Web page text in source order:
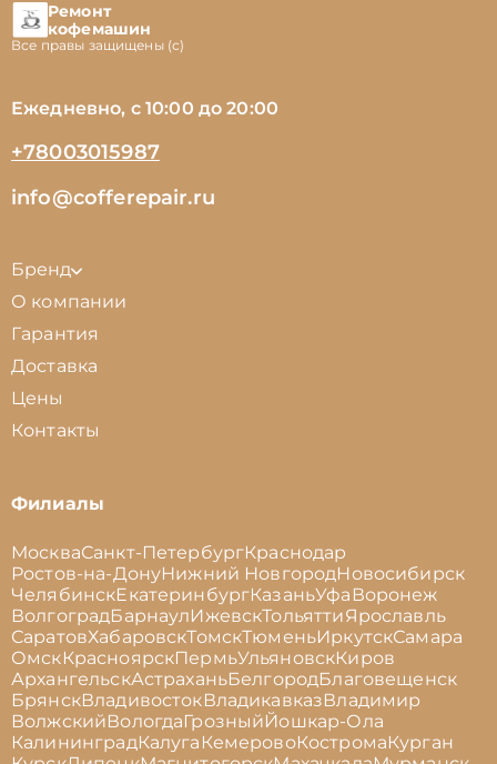
Ремонт
кофемашин
Все правы защищены (с)
Ежедневно, с 10:00 до 20:00
+78003015987
info@cofferepair.ru
Бренд
О компании
Гарантия
Доставка
Цены
Контакты
Филиалы
МоскваСанкт-ПетербургКраснодар
Ростов-на-ДонуНижний НовгородНовосибирск
ЧелябинскЕкатеринбургКазаньУфа Воронеж
ВолгоградБарнаулИжевскТольяттиЯрославль
СаратовХабаровскТомскТюменьИркутскСамара
ОмскКрасноярскПермьУльяновскКиров
АрхангельскАстраханьБелгородБлаговещенск
БрянскВладивостокВладикавказВладимир
ВолжскийВологдаГрозныйЙошкар-Ола
КалининградКалуга КемеровоКостромаКурган